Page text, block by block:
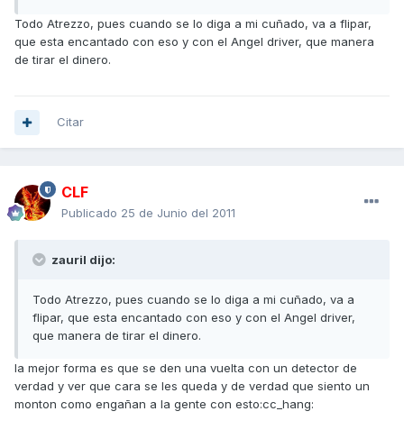
Todo Atrezzo, pues cuando se lo diga a mi cuñado, va a flipar,
que esta encantado con eso y con el Angel driver, que manera
de tirar el dinero.
Citar
CLF
Publicado 25 de Junio del 2011
zauril dijo:
Todo Atrezzo, pues cuando se lo diga a mi cuñado, va a
flipar, que esta encantado con eso y con el Angel driver,
que manera de tirar el dinero.
la mejor forma es que se den una vuelta con un detector de
verdad y ver que cara se les queda y de verdad que siento un
monton como engañan a la gente con esto:cc_hang: